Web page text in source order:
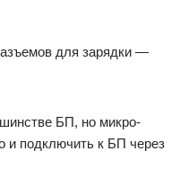
для зарядки —
БП, но микро-
и подключить к БП через